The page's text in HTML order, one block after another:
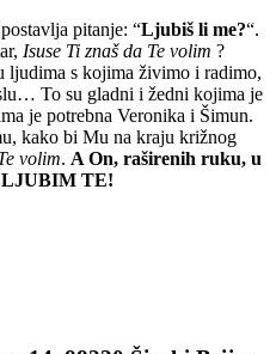
pitanje: “Ljubiš li me?“.
Isuse Ti znaš da Te volim ?
ljudima s kojima živimo i radimo,
To su gladni i žedni kojima je
je potrebna Veronika i Šimun.
kako bi Mu na kraju križnog
volim. A On, raširenih ruku, u
LJUBIM TE!